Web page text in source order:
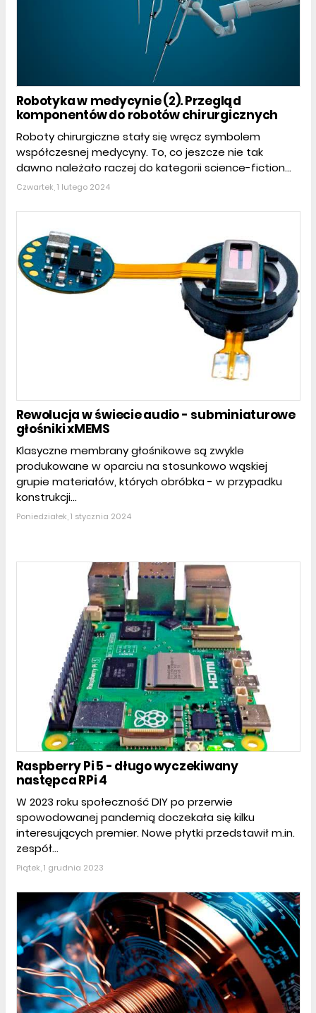
Robotyka w medycynie (2). Przegląd
komponentów do robotów chirurgicznych
Roboty chirurgiczne stały się wręcz symbolem
współczesnej medycyny. To, co jeszcze nie tak
dawno należało raczej do kategorii science-fiction...
Czwartek, 1 lutego 2024
Rewolucja w świecie audio - subminiaturowe
głośniki xMEMS
Klasyczne membrany głośnikowe są zwykle
produkowane w oparciu na stosunkowo wąskiej
grupie materiałów, których obróbka - w przypadku
konstrukcji...
Poniedziałek, 1 stycznia 2024
Raspberry Pi 5 - długo wyczekiwany
następca RPi 4
W 2023 roku społeczność DIY po przerwie
spowodowanej pandemią doczekała się kilku
interesujących premier. Nowe płytki przedstawił m.in.
zespół...
Piątek, 1 grudnia 2023